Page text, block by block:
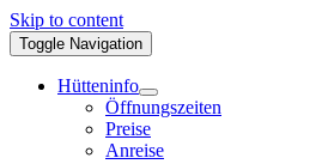
Skip to content
Toggle Navigation
Hütteninfo
Öffnungszeiten
Preise
Anreise